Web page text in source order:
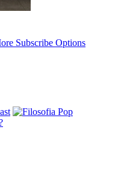
Subscribe Options